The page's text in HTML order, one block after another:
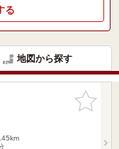
る
地図から探す
お気に入
りに追加